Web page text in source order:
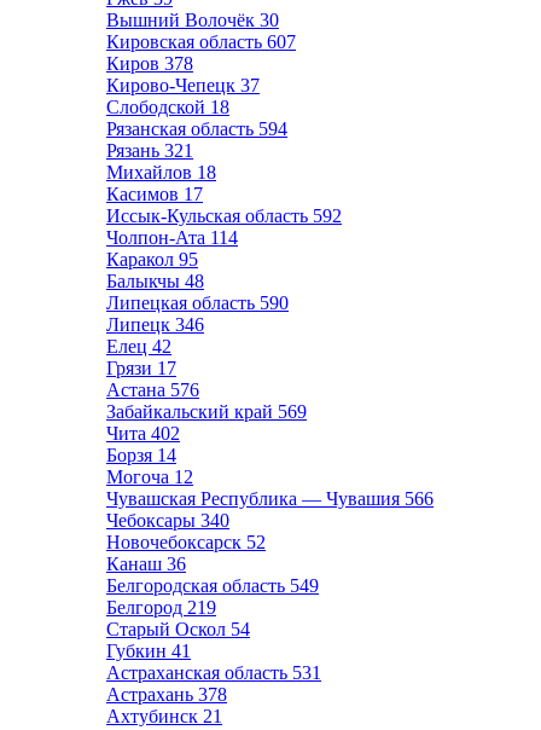
Вышний Волочёк 30
Кировская область 607
Киров 378
Кирово-Чепецк 37
Слободской 18
Рязанская область 594
Рязань 321
Михайлов 18
Касимов 17
Иссык-Кульская область 592
Чолпон-Ата 114
Каракол 95
Балыкчы 48
Липецкая область 590
Липецк 346
Елец 42
Грязи 17
Астана 576
Забайкальский край 569
Чита 402
Борзя 14
Могоча 12
Чувашская Республика — Чувашия 566
Чебоксары 340
Новочебоксарск 52
Канаш 36
Белгородская область 549
Белгород 219
Старый Оскол 54
Губкин 41
Астраханская область 531
Астрахань 378
Ахтубинск 21